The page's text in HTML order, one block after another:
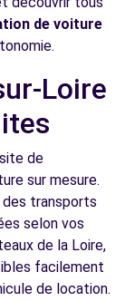
-
13.2
km
de voiture
Loire
de
sur mesure.
des transports
selon vos
de la Loire,
facilement
de location.